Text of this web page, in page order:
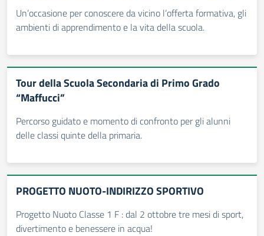
Un’occasione per conoscere da vicino l’offerta formativa, gli
ambienti di apprendimento e la vita della scuola.
Tour della Scuola Secondaria di Primo Grado
“Maffucci”
Percorso guidato e momento di confronto per gli alunni
delle classi quinte della primaria.
PROGETTO NUOTO-INDIRIZZO SPORTIVO
Progetto Nuoto Classe 1 F : dal 2 ottobre tre mesi di sport,
divertimento e benessere in acqua!